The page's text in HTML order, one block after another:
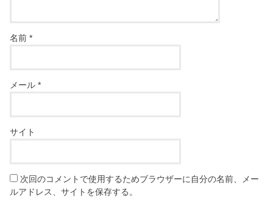
名前*
メール*
サイト
次回のコメントで使用するためブラウザーに自分の名前、メー
ルアドレス、サイトを保存する。